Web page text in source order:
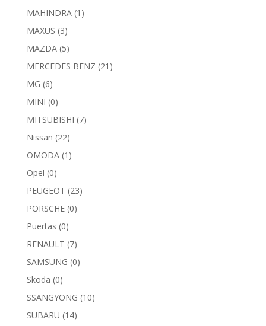
MAHINDRA (1)
MAXUS (3)
MAZDA (5)
MERCEDES BENZ (21)
MG (6)
MINI (0)
MITSUBISHI (7)
Nissan (22)
OMODA (1)
Opel (0)
PEUGEOT (23)
PORSCHE (0)
Puertas (0)
RENAULT (7)
SAMSUNG (0)
Skoda (0)
SSANGYONG (10)
SUBARU (14)